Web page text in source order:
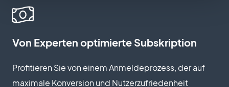
Von Experten optimierte Subskription
Profitieren Sie von einem Anmeldeprozess, der auf
maximale Konversion und Nutzerzufriedenheit